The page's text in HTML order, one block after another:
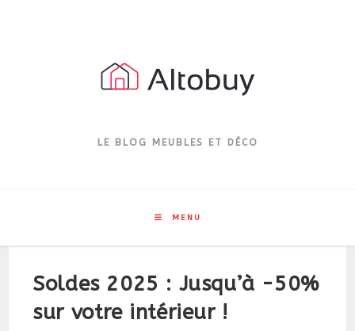
LE BLOG MEUBLES ET DÉCO
MENU
Soldes 2025 : Jusqu’à -50%
sur votre intérieur !